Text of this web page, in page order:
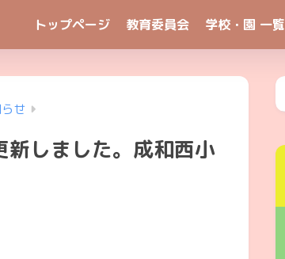
トップページ 教育委員会 学校・園 一覧
せ
しました。成和西小